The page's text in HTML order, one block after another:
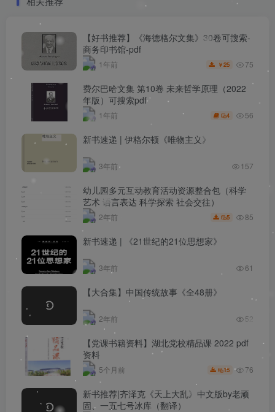
【好书推荐】《海德格尔文集》30卷可搜索-
商务印书馆-pdf
1年前 ￥25 75
费尔巴哈文集 第10卷 未来哲学原理（2022
年版）可搜索pdf
1年前 4 56
新书速递 | 伊格尔顿《唯物主义》
3年前 157
幼儿园多元互动教育活动资源整合包（科学
艺术 语言表达 科学探索 社会交往）
2年前 5 85
新书速递 | 《21世纪的21位思想家》
3年前 61
【大合集】中国传统故事《全48册》
2年前 52
【党课书籍资料】湖北党校精品课 2022 pdf
资料
5个月前 15 76
新书推荐|齐泽克《天上大乱》中文版by老顽
固、一五七号冰库（翻译）